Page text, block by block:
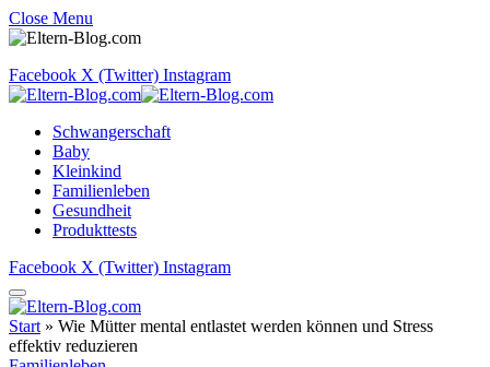
Close Menu
Facebook X (Twitter) Instagram
Schwangerschaft
Baby
Kleinkind
Familienleben
Gesundheit
Produkttests
Facebook X (Twitter) Instagram
Start » Wie Mütter mental entlastet werden können und Stress
effektiv reduzieren